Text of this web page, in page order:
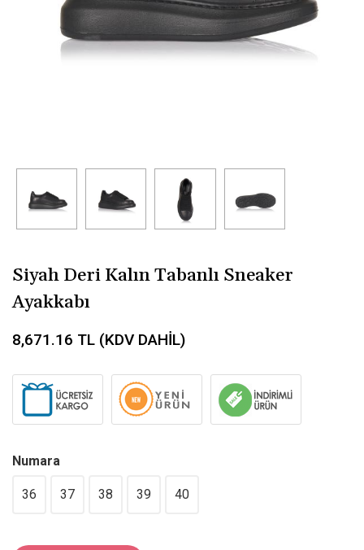
Siyah Deri Kalın Tabanlı Sneaker
Ayakkabı
8,671.16 TL (KDV DAHİL)
Numara
36 37 38 39 40